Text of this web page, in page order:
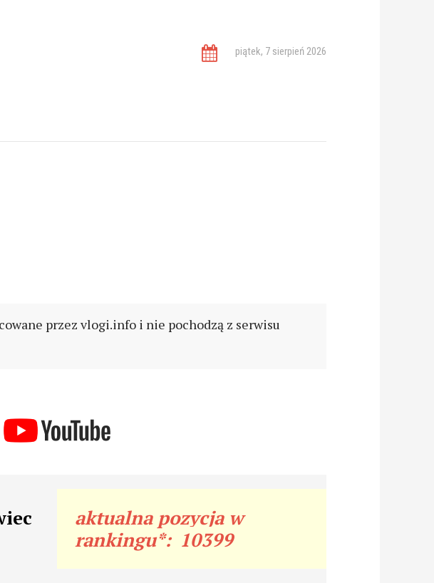
piątek, 7 sierpień 2026
przez vlogi.info i nie pochodzą z serwisu
aktualna pozycja w
rankingu*: 10399